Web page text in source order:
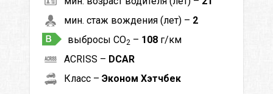
мин. стаж вождения (лет) – 2
выбросы CO2 – 108 г/км
ACRISS – DCAR
Класс – Эконом Хэтчбек